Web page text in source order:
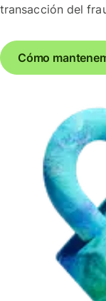
transacción del
Cómo